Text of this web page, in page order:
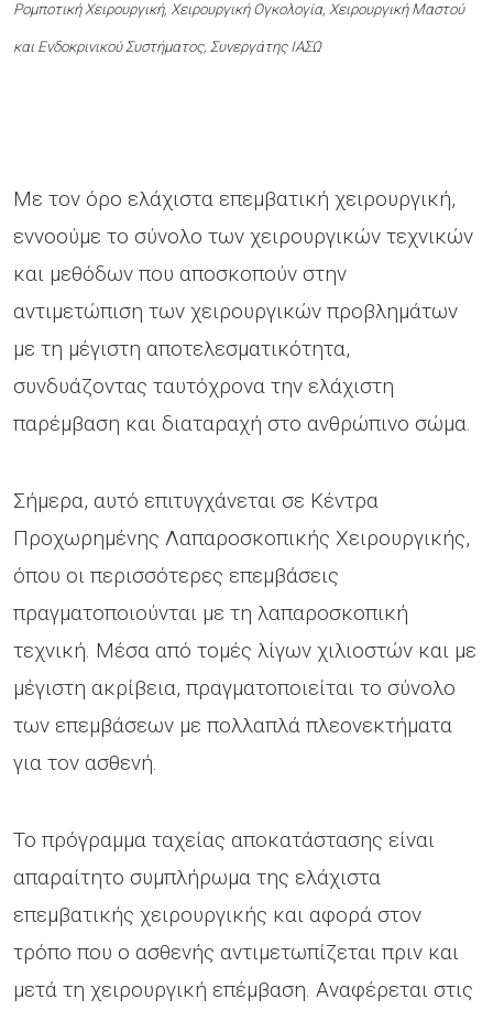
Ρομποτική Χειρουργική, Χειρουργική Ογκολογία, Χειρουργική Μαστού
και Eνδοκρινικού Συστήματος, Συνεργάτης ΙAΣΩ
Με τον όρο ελάχιστα επεμβατική χειρουργική,
εννοούμε το σύνολο των χειρουργικών τεχνικών
και μεθόδων που αποσκοπούν στην
αντιμετώπιση των χειρουργικών προβλημάτων
με τη μέγιστη αποτελεσματικότητα,
συνδυάζοντας ταυτόχρονα την ελάχιστη
παρέμβαση και διαταραχή στο ανθρώπινο σώμα.
Σήμερα, αυτό επιτυγχάνεται σε Κέντρα
Προχωρημένης Λαπαροσκοπικής Χειρουργικής,
όπου οι περισσότερες επεμβάσεις
πραγματοποιούνται με τη λαπαροσκοπική
τεχνική. Μέσα από τομές λίγων χιλιοστών και με
μέγιστη ακρίβεια, πραγματοποιείται το σύνολο
των επεμβάσεων με πολλαπλά πλεονεκτήματα
για τον ασθενή.
Το πρόγραμμα ταχείας αποκατάστασης είναι
απαραίτητο συμπλήρωμα της ελάχιστα
επεμβατικής χειρουργικής και αφορά στον
τρόπο που ο ασθενής αντιμετωπίζεται πριν και
μετά τη χειρουργική επέμβαση. Αναφέρεται στις